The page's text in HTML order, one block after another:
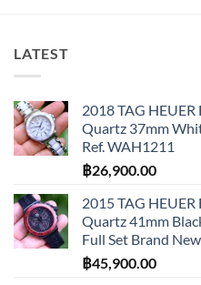
LATEST
2018 TAG
Quartz 37mm
Ref. WAH1211
฿26,900.00
2015 TAG
Quartz 41mm
Full Set Brand
฿45,900.00